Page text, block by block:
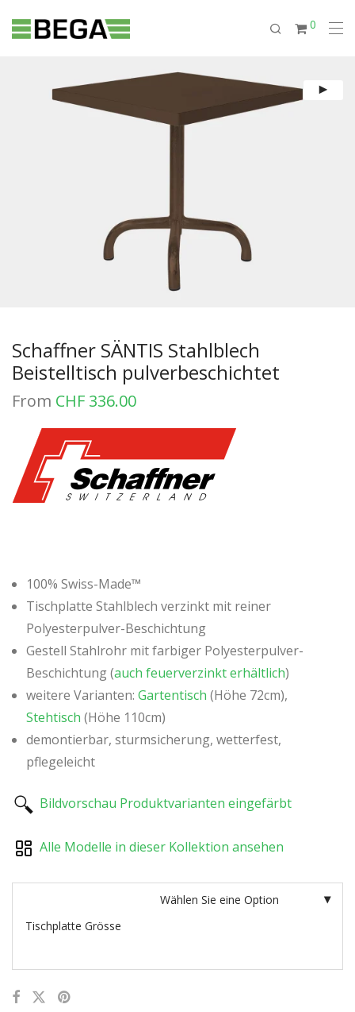
0
Schaffner SÄNTIS Stahlblech
Beistelltisch pulverbeschichtet
From CHF 336.00
100% Swiss-Made™
Tischplatte Stahlblech verzinkt mit reiner
Polyesterpulver-Beschichtung
Gestell Stahlrohr mit farbiger Polyesterpulver-
Beschichtung (auch feuerverzinkt erhältlich)
weitere Varianten: Gartentisch (Höhe 72cm),
Stehtisch (Höhe 110cm)
demontierbar, sturmsicherung, wetterfest,
pflegeleicht
Bildvorschau Produktvarianten eingefärbt
Alle Modelle in dieser Kollektion ansehen
Tischplatte Grösse